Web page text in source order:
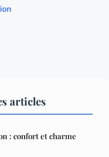
articles
: confort et charme